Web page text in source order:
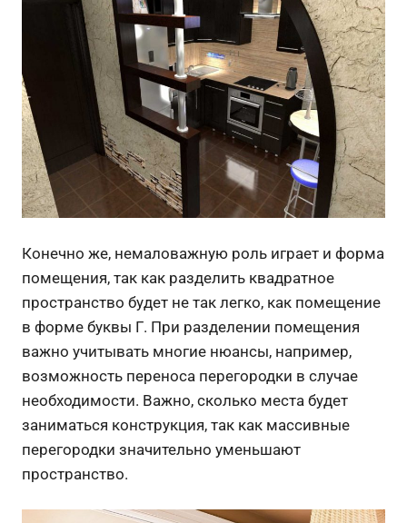
Конечно же, немаловажную роль играет и форма
помещения, так как разделить квадратное
пространство будет не так легко, как помещение
в форме буквы Г. При разделении помещения
важно учитывать многие нюансы, например,
возможность переноса перегородки в случае
необходимости. Важно, сколько места будет
заниматься конструкция, так как массивные
перегородки значительно уменьшают
пространство.